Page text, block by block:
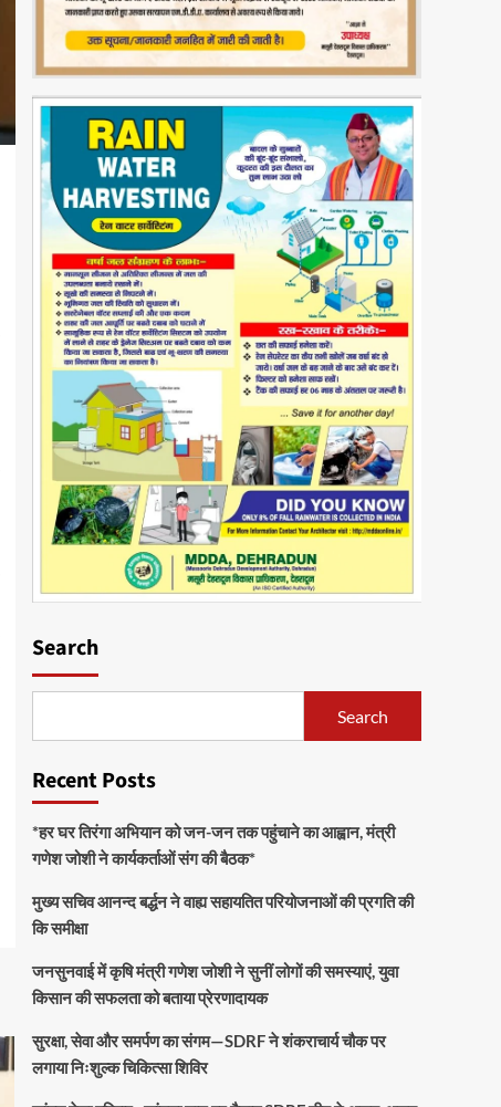
Search
Search
Recent Posts
*हर घर तिरंगा अभियान को जन-जन तक पहुंचाने का आह्वान, मंत्री
गणेश जोशी ने कार्यकर्ताओं संग की बैठक*
मुख्य सचिव आनन्द बर्द्धन ने वाह्य सहायतित परियोजनाओं की प्रगति की
कि समीक्षा
जनसुनवाई में कृषि मंत्री गणेश जोशी ने सुनीं लोगों की समस्याएं, युवा
किसान की सफलता को बताया प्रेरणादायक
सुरक्षा, सेवा और समर्पण का संगम—SDRF ने शंकराचार्य चौक पर
लगाया निःशुल्क चिकित्सा शिविर